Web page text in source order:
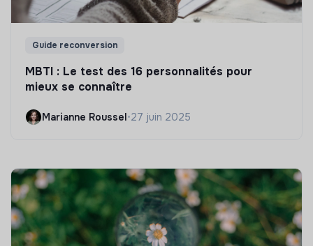
Guide reconversion
MBTI : Le test des 16 personnalités pour
mieux se connaître
Marianne Roussel•27 juin 2025